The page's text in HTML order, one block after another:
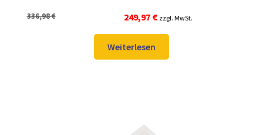
336,98€
Ursprünglicher
war:
336,98 €
249,97 €Aktueller
249,97 €.
zzgl. MwSt.
Weiterlesen